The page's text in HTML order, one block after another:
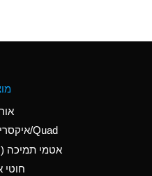
Aluminum Nitrate
(Aqueous)
Phosphate
Quad/איקסרינגים (X-Rings)
אטמי תמיכה (Back-up Rings)
חוטי